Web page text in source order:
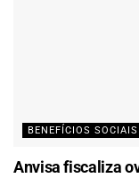
BENEFÍCIOS SOCIAIS
Anvisa fiscaliza